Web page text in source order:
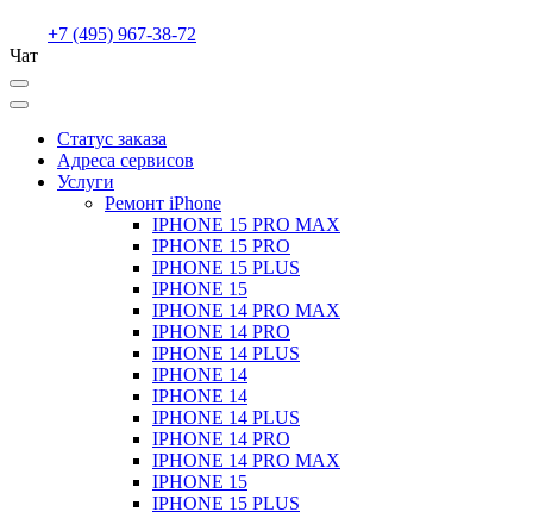
+7 (495) 967-38-72
Чат
Статус заказа
Адреса сервисов
Услуги
Ремонт iPhone
IPHONE 15 PRO MAX
IPHONE 15 PRO
IPHONE 15 PLUS
IPHONE 15
IPHONE 14 PRO MAX
IPHONE 14 PRO
IPHONE 14 PLUS
IPHONE 14
IPHONE 14
IPHONE 14 PLUS
IPHONE 14 PRO
IPHONE 14 PRO MAX
IPHONE 15
IPHONE 15 PLUS